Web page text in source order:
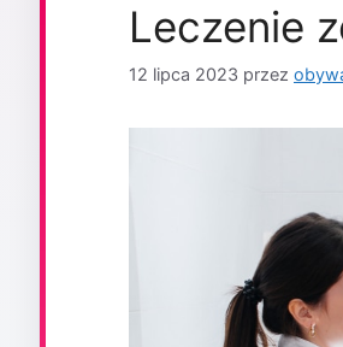
Leczenie
12 lipca 2023 przez